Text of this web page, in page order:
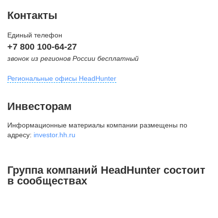
Контакты
Единый телефон
+7 800 100-64-27
звонок из регионов России бесплатный
Региональные офисы HeadHunter
внутригородская территория
Муниципальный округ Тверской,
2-я Брестская ул., д. 48,
+7 495 980-64-27
Инвесторам
Информационные материалы компании размещены по
адресу: investor.hh.ru
Группа компаний HeadHunter состоит
в сообществах